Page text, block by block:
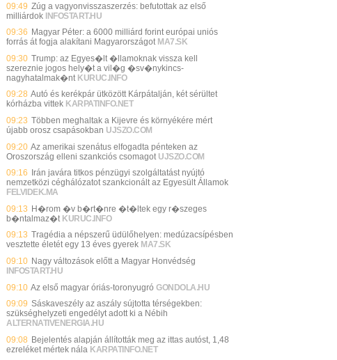
09:49 Zúg a vagyonvisszaszerzés: befutottak az első
milliárdok INFOSTART.HU
09:36 Magyar Péter: a 6000 milliárd forint európai uniós
forrás át fogja alakítani Magyarországot MA7.SK
09:30 Trump: az Egyes�lt �llamoknak vissza kell
szereznie jogos hely�t a vil�g �sv�nykincs-
nagyhatalmak�nt KURUC.INFO
09:28 Autó és kerékpár ütközött Kárpátalján, két sérültet
kórházba vittek KARPATINFO.NET
09:23 Többen meghaltak a Kijevre és környékére mért
újabb orosz csapásokban UJSZO.COM
09:20 Az amerikai szenátus elfogadta pénteken az
Oroszország elleni szankciós csomagot UJSZO.COM
09:16
Irán javára titkos pénzügyi szolgáltatást nyújtó
nemzetközi céghálózatot szankcionált az Egyesült Államok
FELVIDEK.MA
09:13 H�rom �v b�rt�nre �t�ltek egy r�szeges
b�ntalmaz�t KURUC.INFO
09:13 Tragédia a népszerű üdülőhelyen: medúzacsípésben
vesztette életét egy 13 éves gyerek MA7.SK
09:10 Nagy változások előtt a Magyar Honvédség
INFOSTART.HU
09:10 Az első magyar óriás-toronyugró GONDOLA.HU
09:09 Sáskaveszély az aszály sújtotta térségekben:
szükséghelyzeti engedélyt adott ki a Nébih
ALTERNATIVENERGIA.HU
09:08 Bejelentés alapján állították meg az ittas autóst, 1,48
ezreléket mértek nála KARPATINFO.NET